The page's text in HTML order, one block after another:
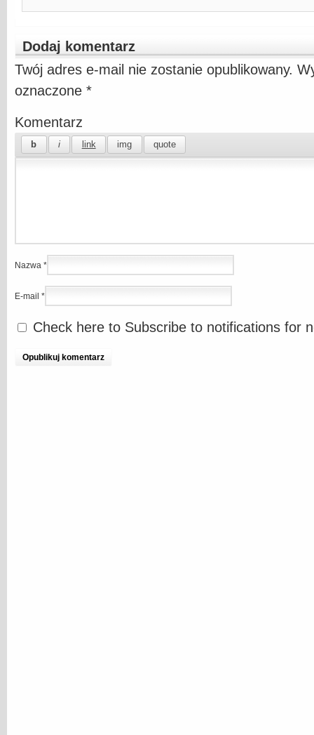
Dodaj komentarz
Twój adres e-mail nie zostanie opublikowany.
oznaczone *
Komentarz
Nazwa *
E-mail *
Check here to Subscribe to notifications for